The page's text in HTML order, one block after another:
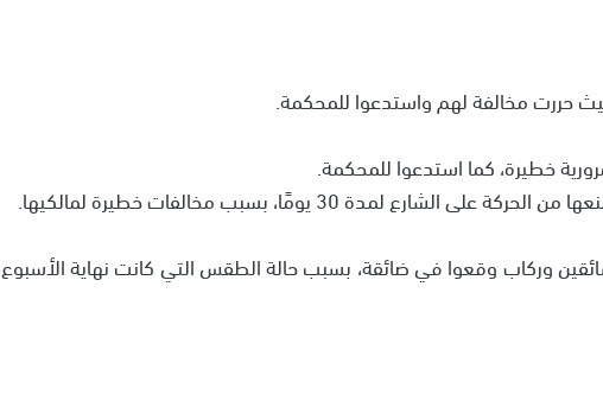
وركاب وقعوا في ضائقة، بسبب حالة الطقس التي كانت نهاية الأسبوع